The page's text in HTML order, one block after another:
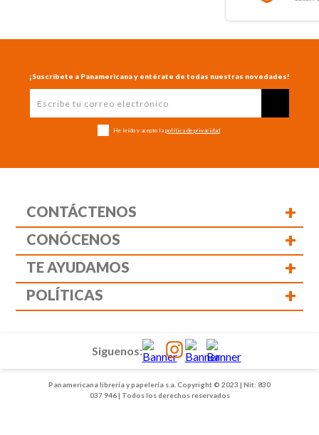
¡Suscríbete a Panamericana y entérate de todas nuestras novedades!
He leído y acepto la política de privacidad
CONTÁCTENOS +
CONÓCENOS +
TE AYUDAMOS +
POLÍTICAS +
Panamericana librería y papelería s.a. Copyright © 2023 | Nit: 830
037 946 | Todos los derechos reservados
Siguenos: